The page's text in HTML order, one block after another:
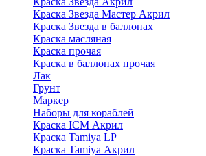
Краска Звезда Мастер Акрил
Краска Звезда в баллонах
Краска масляная
Краска прочая
Краска в баллонах прочая
Лак
Грунт
Маркер
Наборы для кораблей
Краска ICM Акрил
Краска Tamiya LP
Краска Tamiya Акрил